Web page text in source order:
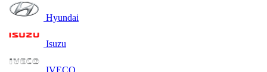
Hyundai
Isuzu